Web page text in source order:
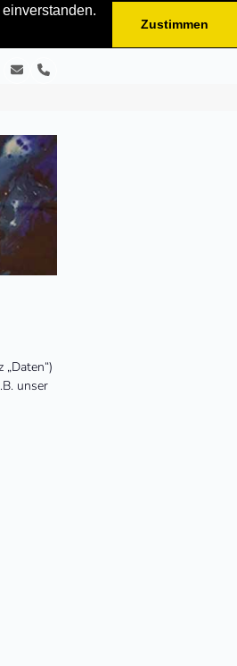
Zustimmen
E- Telefon
unser